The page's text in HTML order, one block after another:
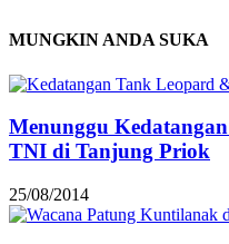
MUNGKIN ANDA SUKA
Menunggu
TNI di Tanjung Priok
25/08/2014